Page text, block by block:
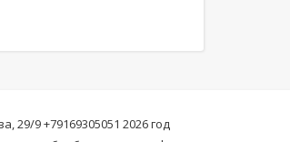
9 +79169305051 2026 год